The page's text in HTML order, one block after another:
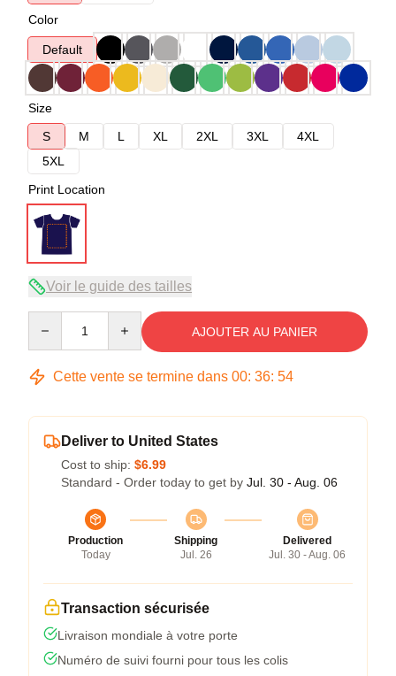
Color
Default
Size
S
M L XL 2XL 3XL
4XL
5XL
Print Location
Voir le guide des tailles
AJOUTER AU PANIER
Cette vente se termine dans 00: 36: 54
Deliver to United States
Cost to ship: $6.99
Standard - Order today to get by Jul. 30 - Aug. 06
Production
Today
Shipping
Jul. 26
Delivered
Jul. 30 - Aug. 06
Transaction sécurisée
Livraison mondiale à votre porte
Numéro de suivi fourni pour tous les colis